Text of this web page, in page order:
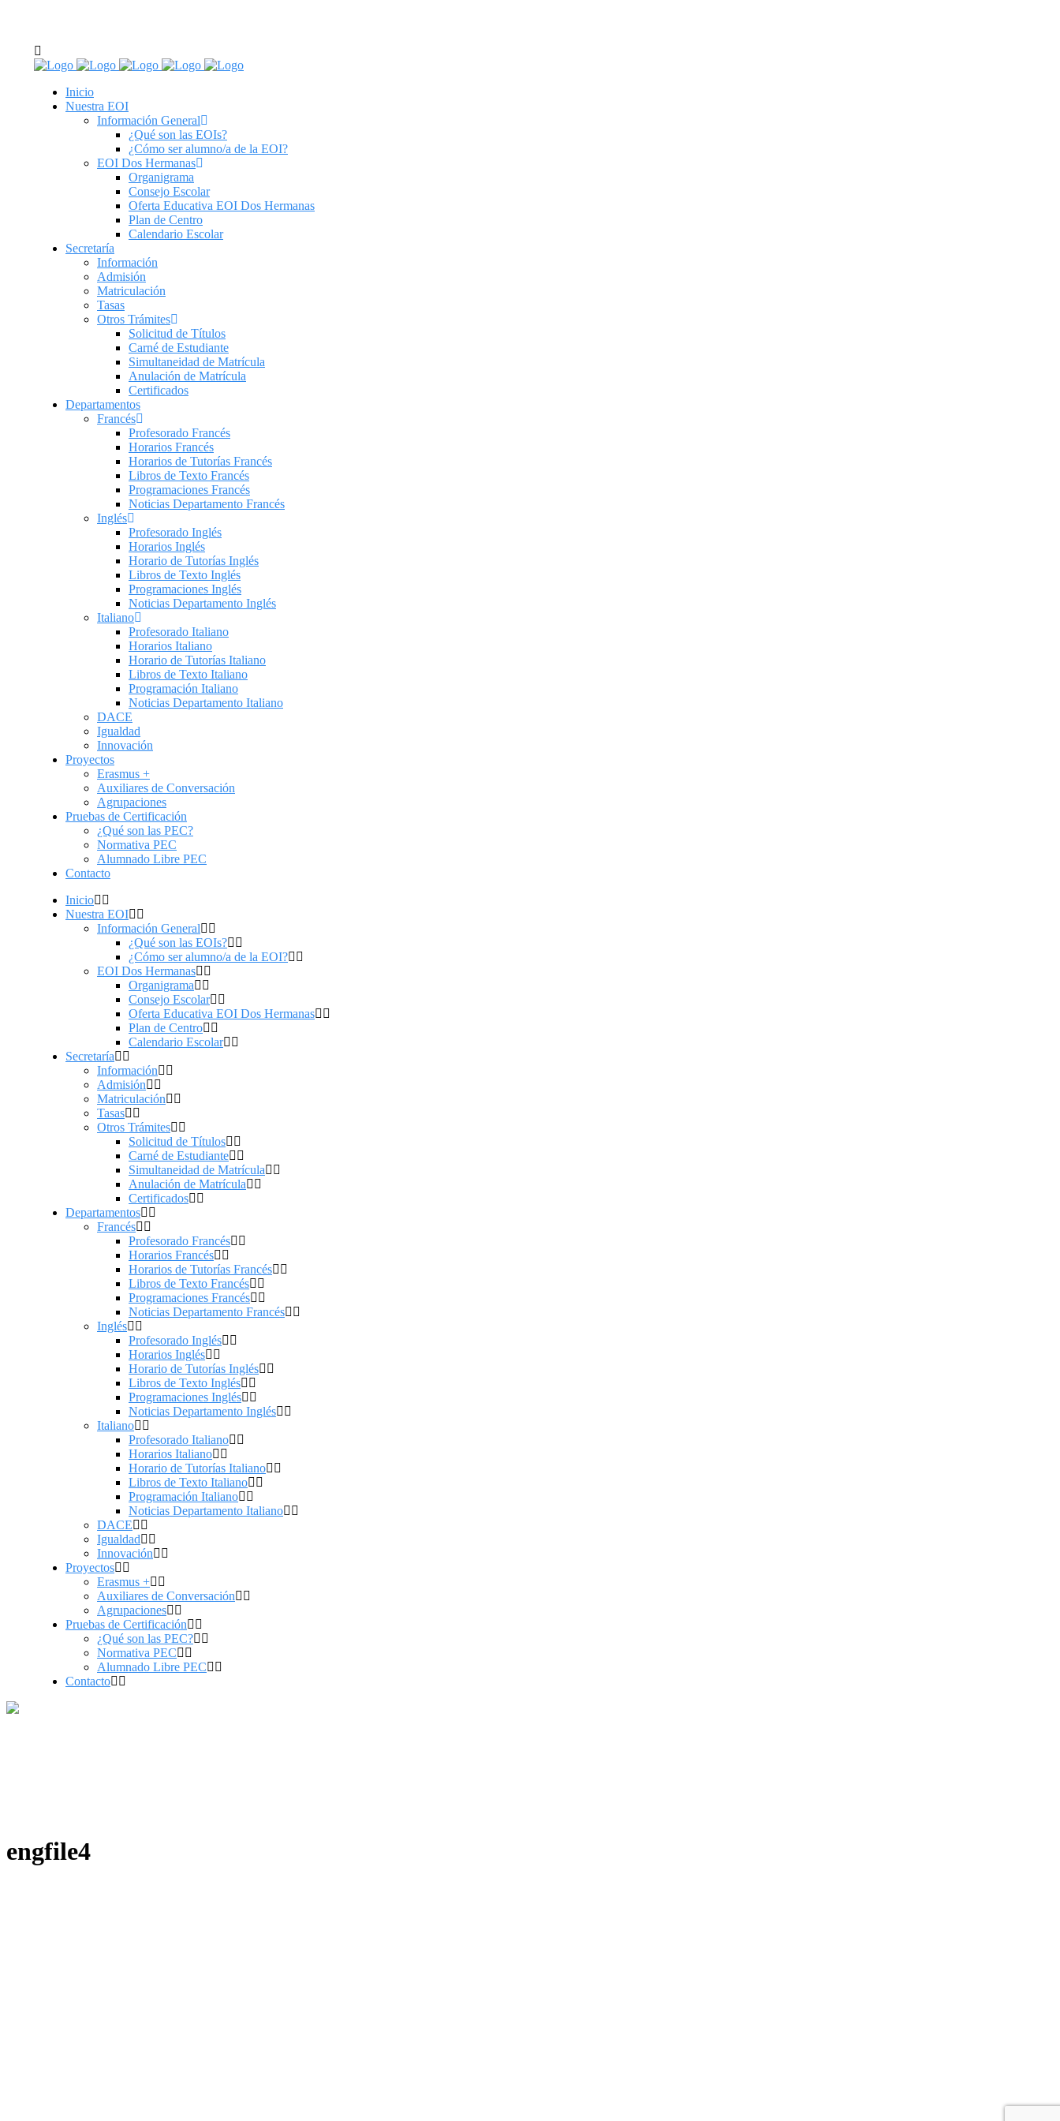
tel: 955 62 43 03
Inicio
Nuestra EOI
Información General
¿Qué son las EOIs?
¿Cómo ser alumno/a de la EOI?
EOI Dos Hermanas
Organigrama
Consejo Escolar
Oferta Educativa EOI Dos Hermanas
Plan de Centro
Calendario Escolar
Secretaría
Información
Admisión
Matriculación
Tasas
Otros Trámites
Solicitud de Títulos
Carné de Estudiante
Simultaneidad de Matrícula
Anulación de Matrícula
Certificados
Departamentos
Francés
Profesorado Francés
Horarios Francés
Horarios de Tutorías Francés
Libros de Texto Francés
Programaciones Francés
Noticias Departamento Francés
Inglés
Profesorado Inglés
Horarios Inglés
Horario de Tutorías Inglés
Libros de Texto Inglés
Programaciones Inglés
Noticias Departamento Inglés
Italiano
Profesorado Italiano
Horarios Italiano
Horario de Tutorías Italiano
Libros de Texto Italiano
Programación Italiano
Noticias Departamento Italiano
DACE
Igualdad
Innovación
Proyectos
Erasmus +
Auxiliares de Conversación
Agrupaciones
Pruebas de Certificación
¿Qué son las PEC?
Normativa PEC
Alumnado Libre PEC
Contacto
Inicio
Nuestra EOI
Información General
¿Qué son las EOIs?
¿Cómo ser alumno/a de la EOI?
EOI Dos Hermanas
Organigrama
Consejo Escolar
Oferta Educativa EOI Dos Hermanas
Plan de Centro
Calendario Escolar
Secretaría
Información
Admisión
Matriculación
Tasas
Otros Trámites
Solicitud de Títulos
Carné de Estudiante
Simultaneidad de Matrícula
Anulación de Matrícula
Certificados
Departamentos
Francés
Profesorado Francés
Horarios Francés
Horarios de Tutorías Francés
Libros de Texto Francés
Programaciones Francés
Noticias Departamento Francés
Inglés
Profesorado Inglés
Horarios Inglés
Horario de Tutorías Inglés
Libros de Texto Inglés
Programaciones Inglés
Noticias Departamento Inglés
Italiano
Profesorado Italiano
Horarios Italiano
Horario de Tutorías Italiano
Libros de Texto Italiano
Programación Italiano
Noticias Departamento Italiano
DACE
Igualdad
Innovación
Proyectos
Erasmus +
Auxiliares de Conversación
Agrupaciones
Pruebas de Certificación
¿Qué son las PEC?
Normativa PEC
Alumnado Libre PEC
Contacto
engfile4